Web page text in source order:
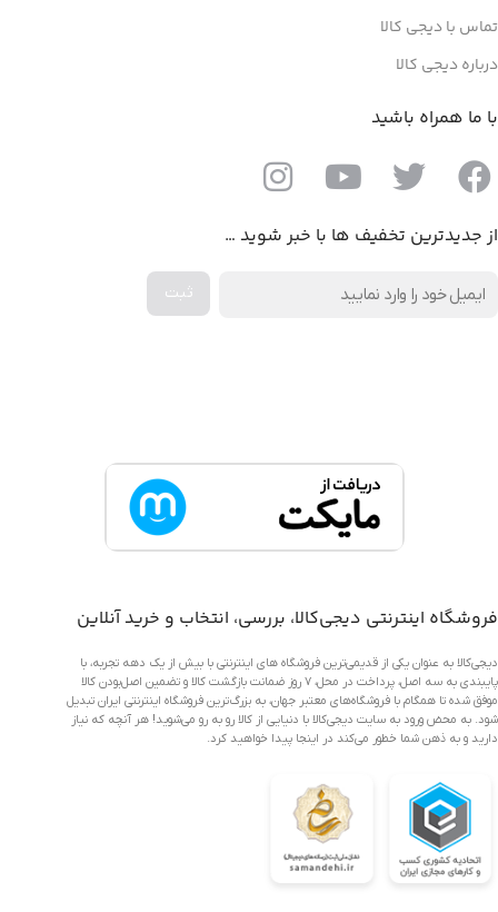
تماس با دیجی کالا
درباره دیجی کالا
با ما همراه باشید
از جدیدترین تخفیف ها با خبر شوید …
فروشگاه اینترنتی دیجی‌کالا، بررسی، انتخاب و خرید آنلاین
دیجی‌کالا به عنوان یکی از قدیمی‌ترین فروشگاه های اینترنتی با بیش از یک دهه تجربه، با
پایبندی به سه اصل، پرداخت در محل، ۷ روز ضمانت بازگشت کالا و تضمین اصل‌بودن کالا
موفق شده تا همگام با فروشگاه‌های معتبر جهان، به بزرگ‌ترین فروشگاه اینترنتی ایران تبدیل
شود. به محض ورود به سایت دیجی‌کالا با دنیایی از کالا رو به رو می‌شوید! هر آنچه که نیاز
دارید و به ذهن شما خطور می‌کند در اینجا پیدا خواهید کرد.